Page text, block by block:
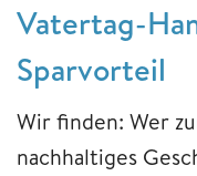
Vatertag-
Sparvorteil
Wir finden: Wer
nachhaltiges